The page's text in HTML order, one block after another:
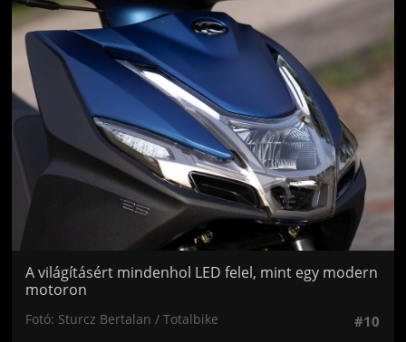
Jön még kép!
A világításért mindenhol LED felel, mint egy modern
motoron
Fotó: Sturcz Bertalan / Totalbike #10